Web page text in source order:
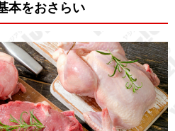
本をおさらい